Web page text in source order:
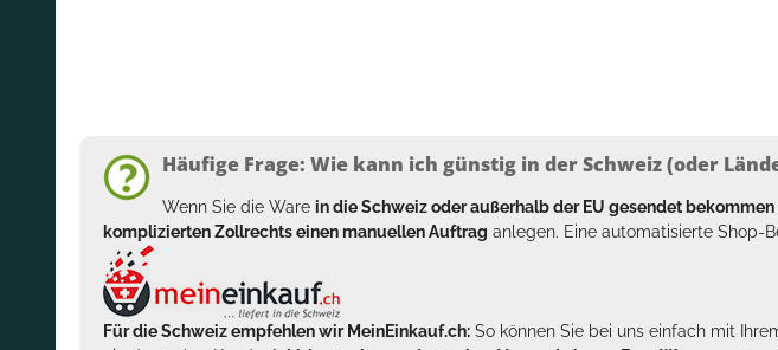
Häufige Frage: Wie kann ich günstig in der Schweiz (oder
Wenn Sie die Ware in die Schweiz oder außerhalb der EU gesendet
komplizierten Zollrechts einen manuellen Auftrag anlegen. Eine automatisierte Shop-
Für die Schweiz empfehlen wir MeinEinkauf.ch: So können Sie bei uns einfach mit